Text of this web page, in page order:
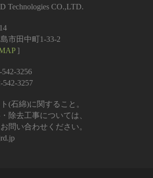
Technologies CO.,LTD.
市田中町1-33-2
]
3256
542-3257
(石綿)に関すること。
除去工事については、
問い合わせください。